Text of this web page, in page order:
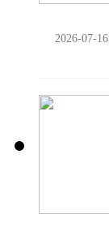
2026-07-